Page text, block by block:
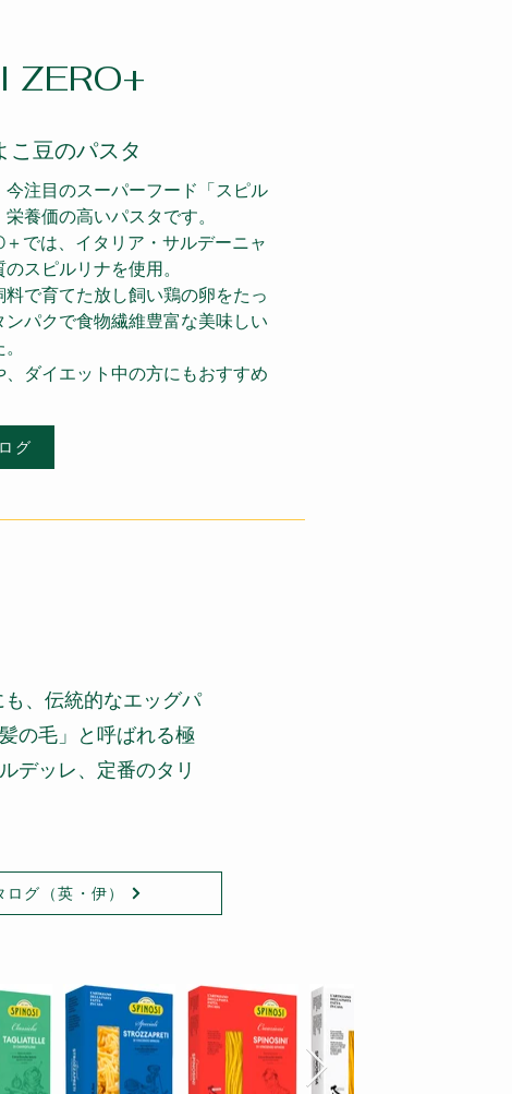
ZERO+
こ豆のパスタ
注目のスーパーフード「スピル
養価の高いパスタです。
では、イタリア・サルデーニャ
スピルリナを使用。
で育てた放し飼い鶏の卵をたっ
パクで食物繊維豊富な美味しい
ダイエット中の方にもおすすめ
グ
、伝統的なエッグパ
の毛」と呼ばれる極
デッレ、定番のタリ
グ（英・伊）